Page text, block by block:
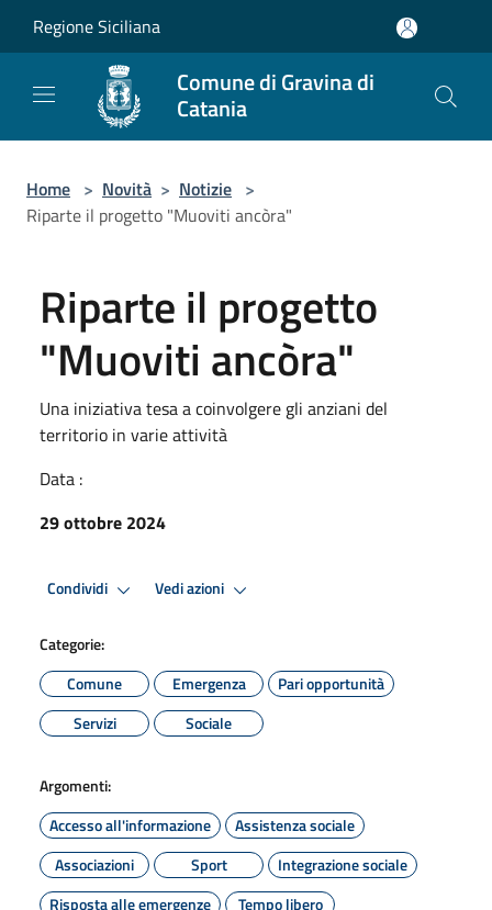
Regione Siciliana
Comune di Gravina di
Catania
Home > Novità > Notizie >
Riparte il progetto "Muoviti ancòra"
Riparte il progetto
"Muoviti ancòra"
Una iniziativa tesa a coinvolgere gli anziani del
territorio in varie attività
Data :
29 ottobre 2024
Condividi Vedi azioni
Categorie:
Comune
Emergenza
Pari opportunità
Servizi
Sociale
Argomenti:
Accesso all'informazione
Assistenza sociale
Associazioni
Sport
Integrazione sociale
Risposta alle emergenze
Tempo libero